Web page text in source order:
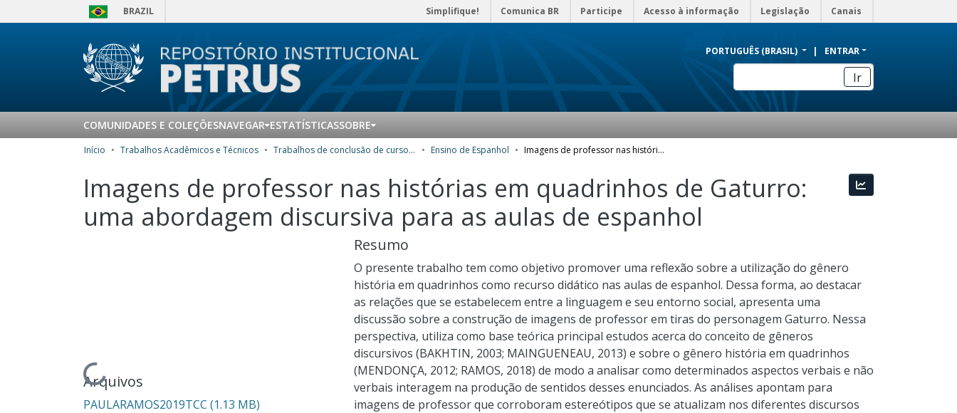
BRAZIL Simplifique! Comunica BR Participe Acesso à informação Legislação Canais
PORTUGUÊS (BRASIL) ENTRAR
Ir
COMUNIDADES E COLEÇÕESNAVEGAR ESTATÍSTICASSOBRE
Início Trabalhos Acadêmicos e Técnicos Trabalhos de conclusão de curso de Especialização Ensino de Espanhol Imagens de professor nas histórias em quadrinhos de Gaturro: uma abordagem discursiva para as aulas de espanhol
Imagens de professor nas histórias em quadrinhos de Gaturro:
uma abordagem discursiva para as aulas de espanhol
Carregando...Arquivos
PAULARAMOS2019TCC (1.13 MB)
Resumo
O presente trabalho tem como objetivo promover uma reflexão sobre a utilização do gênero
história em quadrinhos como recurso didático nas aulas de espanhol. Dessa forma, ao destacar
as relações que se estabelecem entre a linguagem e seu entorno social, apresenta uma
discussão sobre a construção de imagens de professor em tiras do personagem Gaturro. Nessa
perspectiva, utiliza como base teórica principal estudos acerca do conceito de gêneros
discursivos (BAKHTIN, 2003; MAINGUENEAU, 2013) e sobre o gênero história em quadrinhos
(MENDONÇA, 2012; RAMOS, 2018) de modo a analisar como determinados aspectos verbais e não
verbais interagem na produção de sentidos desses enunciados. As análises apontam para
imagens de professor que corroboram estereótipos que se atualizam nos diferentes discursos